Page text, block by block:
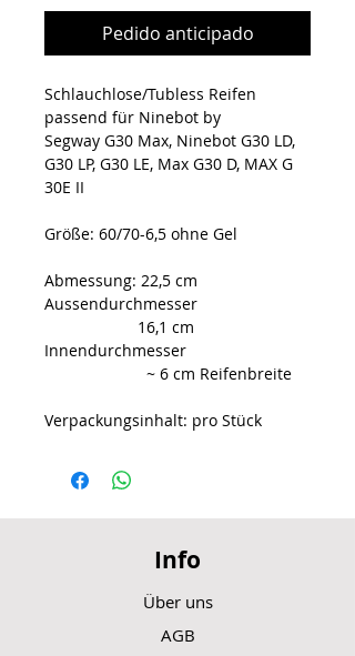
Pedido anticipado
Schlauchlose/Tubless Reifen
passend für Ninebot by
Segway G30 Max, Ninebot G30 LD,
G30 LP, G30 LE, Max G30 D, MAX G
30E II
Größe: 60/70-6,5 ohne Gel
Abmessung: 22,5 cm
Aussendurchmesser
16,1 cm
Innendurchmesser
~ 6 cm Reifenbreite
Verpackungsinhalt: pro Stück
Info
Über uns
AGB